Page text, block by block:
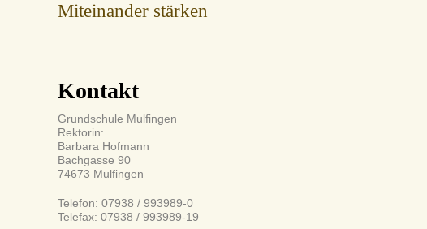
Miteinander stärken
Kontakt
Grundschule Mulfingen
Rektorin:
Barbara Hofmann
Bachgasse 90
74673 Mulfingen
Telefon: 07938 / 993989-0
Telefax: 07938 / 993989-19